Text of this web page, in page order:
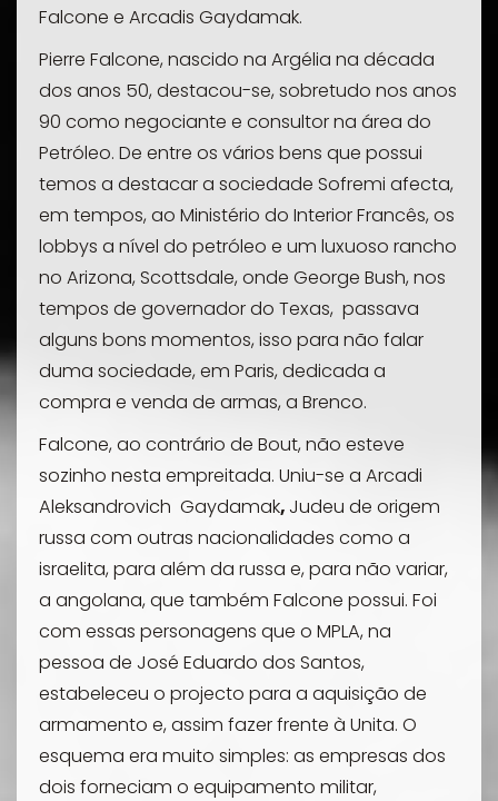
Falcone e Arcadis Gaydamak.
Pierre Falcone, nascido na Argélia na década
dos anos 50, destacou-se, sobretudo nos anos
90 como negociante e consultor na área do
Petróleo. De entre os vários bens que possui
temos a destacar a sociedade Sofremi afecta,
em tempos, ao Ministério do Interior Francês, os
lobbys a nível do petróleo e um luxuoso rancho
no Arizona, Scottsdale, onde George Bush, nos
tempos de governador do Texas, passava
alguns bons momentos, isso para não falar
duma sociedade, em Paris, dedicada a
compra e venda de armas, a Brenco.
Falcone, ao contrário de Bout, não esteve
sozinho nesta empreitada. Uniu-se a Arcadi
Aleksandrovich Gaydamak, Judeu de origem
russa com outras nacionalidades como a
israelita, para além da russa e, para não variar,
a angolana, que também Falcone possui. Foi
com essas personagens que o MPLA, na
pessoa de José Eduardo dos Santos,
estabeleceu o projecto para a aquisição de
armamento e, assim fazer frente à Unita. O
esquema era muito simples: as empresas dos
dois forneciam o equipamento militar,